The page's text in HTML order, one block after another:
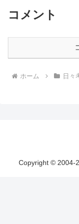
コメント
ホーム 日々
Copyright © 2004-